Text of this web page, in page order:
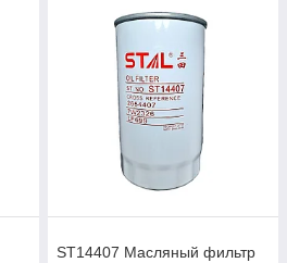
ST14407 Масляный фильтр